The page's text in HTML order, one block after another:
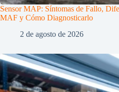
Sensor MAP: Síntomas de Fallo,
MAF y Cómo Diagnosticarlo
2 de agosto de 2026